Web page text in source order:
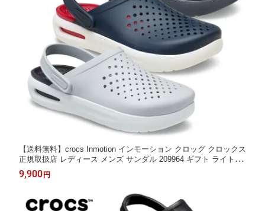
【送料無料】crocs Inmotion インモーション クロッグ クロックス
正規取扱店 レディース メンズ サンダル 209964 ギフト ライトラ
イド クロックスレディース クロックスサンダル ＊ ◯
9,900 円